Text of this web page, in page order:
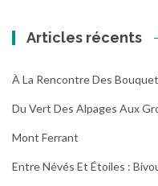
Articles récents
À La Rencontre Des
Du Vert Des Alpages Aux
Mont Ferrant
Entre Névés Et Étoiles :